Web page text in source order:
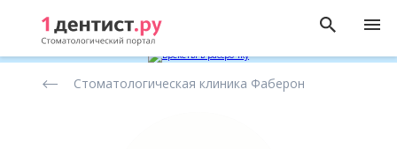
стоматологических
Стоматологическая клиника Фаберон